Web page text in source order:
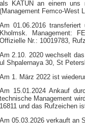
als KATUN an einem uns
(Management Femco-West
Am 01.06.2016
Kholmsk. Management:
Offizielle Nr.: 10019783,
Am 2.10. 2020 wechselt
ul Shpalernaya 30, St
Am 1. März 2022 ist
Am 15.01.2024 Ankauf
technische Management
16811 und das Rufzeichen
Am 05.03.2026 verkauft an